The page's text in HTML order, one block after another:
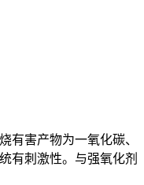
有害产物为一氧化碳、
有刺激性。与强氧化剂